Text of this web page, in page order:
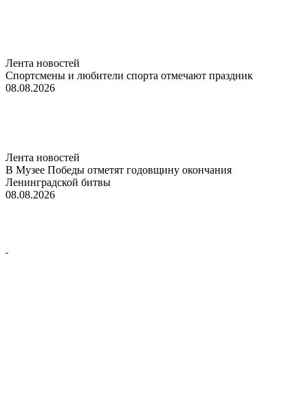
Лента новостей
Спортсмены и любители спорта отмечают праздник
08.08.2026
Лента новостей
В Музее Победы отметят годовщину окончания
Ленинградской битвы
08.08.2026